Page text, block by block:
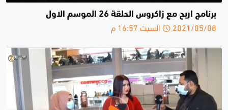
برنامج اربح مع زاكروس الحلقة 26 الموسم الاول
2021/05/08 السبت 16:57 م